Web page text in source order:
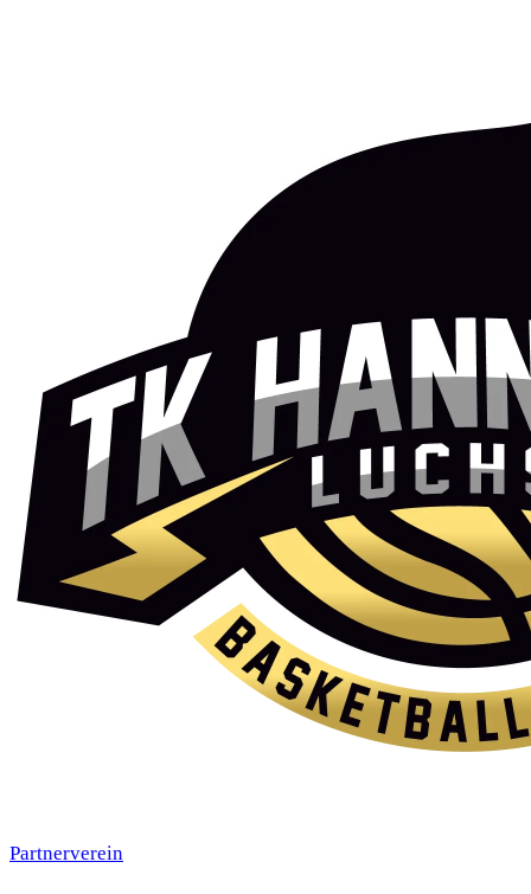
Partnerverein